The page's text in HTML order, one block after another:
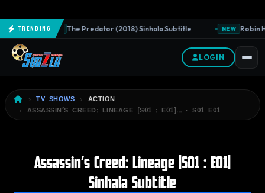
TrendingNEW The Predator (2018) Sinhala Subtitle NEW Robin
LOGIN
TV SHOWS
ACTION
ASSASSIN’S CREED: LINEAGE [S01 : E01]… · S01 E01
Assassin’s Creed: Lineage [S01 : E01]
Sinhala Subtitle